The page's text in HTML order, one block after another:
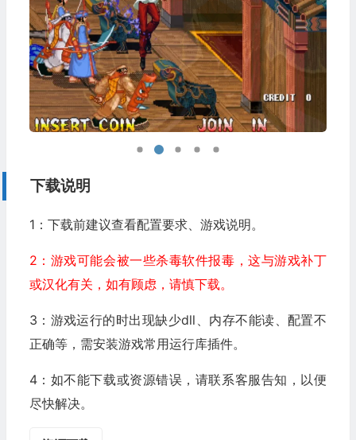
下载说明
1：下载前建议查看配置要求、游戏说明。
2：游戏可能会被一些杀毒软件报毒，这与游戏补丁
或汉化有关，如有顾虑，请慎下载。
3：游戏运行的时出现缺少dll、内存不能读、配置不
正确等，需安装游戏常用运行库插件。
4：如不能下载或资源错误，请联系客服告知，以便
尽快解决。